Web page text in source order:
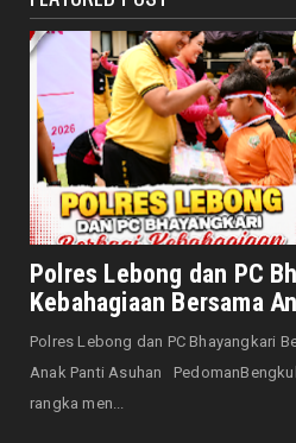
Saat Amal Masjid
August 07,
HONDA
Honda CUV e: Motor
Keunggulan
August 07,
Senator Leni John
Mengutamakan
NASIONAL
Prabowo Apresiasi
Polres Lebong dan PC
Kebahagiaan Bersama
Polres Lebong dan PC Bhayangkari
Anak Panti Asuhan
rangka men...